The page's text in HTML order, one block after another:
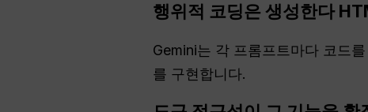
행위적 코딩은 생성한다
Gemini는 각 프롬프트마다 코드
를 구현합니다.